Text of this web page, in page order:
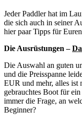
Jeder Paddler hat im
die sich auch in seiner
hier paar Tipps für
Die Ausrüstungen –
Die Auswahl an guten
und die Preisspanne
EUR und mehr, alles ist
gebrauchtes Boot für
immer die Frage, an
Beginner?